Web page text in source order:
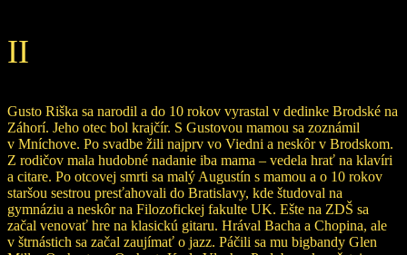
II
Gusto Riška sa narodil a do 10 rokov vyrastal v dedinke Brodské na
Záhorí. Jeho otec bol krajčír. S Gustovou mamou sa zoznámil
v Mníchove. Po svadbe žili najprv vo Viedni a neskôr v Brodskom.
Z rodičov mala hudobné nadanie iba mama – vedela hrať na klavíri
a citare. Po otcovej smrti sa malý Augustín s mamou a o 10 rokov
staršou sestrou presťahovali do Bratislavy, kde študoval na
gymnáziu a neskôr na Filozofickej fakulte UK. Ešte na ZDŠ sa
začal venovať hre na klasickú gitaru. Hrával Bacha a Chopina, ale
v štrnástich sa začal zaujímať o jazz. Páčili sa mu bigbandy Glen